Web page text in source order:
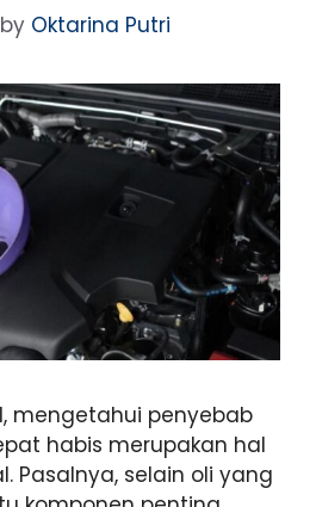
by Oktarina Putri
mengetahui penyebab
habis merupakan hal
Pasalnya, selain oli yang